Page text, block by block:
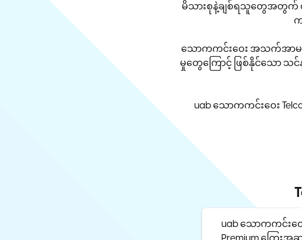
မိသားစုနဲ့ချစ်ရသူတွေအတွက်
သောကကင်းဝေး အသက်အာမခံ
မှုတွေ‌ကြောင့် ဖြစ်နိုင်သော
uab သောကကင်းဝေး
uab သောကကင်း